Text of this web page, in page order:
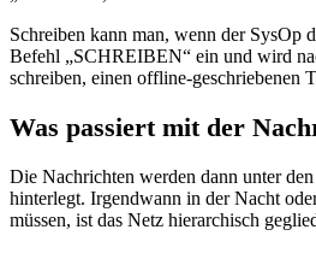
Schreiben kann man, wenn der SysOp
Befehl „SCHREIBEN“ ein und wird
schreiben, einen offline-geschriebenen
Was passiert mit der
Die Nachrichten werden dann unter
hinterlegt. Irgendwann in der Nacht
müssen, ist das Netz hierarchisch